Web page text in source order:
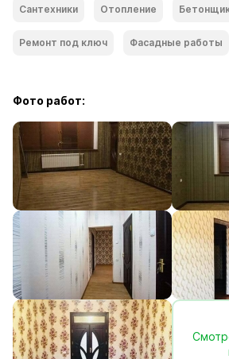
Сантехники Отопление
Ремонт под ключ Фасадные работы
Фото работ: